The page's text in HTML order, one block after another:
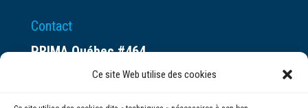
Ce site Web utilise des cookies
Contact
PRIMA Québec #464
Espace ax.c